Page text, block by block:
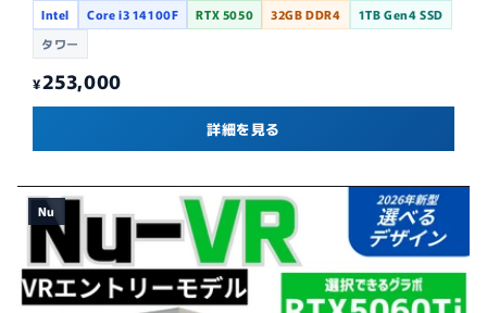
Intel Core i3 14100F RTX 5050 32GB DDR4
1TB Gen4 SSD
タワー
¥253,000
詳細を見る
Nu